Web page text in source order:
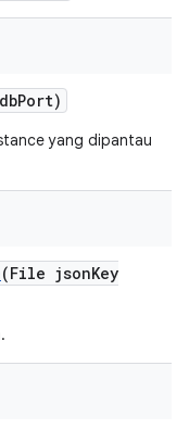
Port)
yang dipantau
(File jsonKey